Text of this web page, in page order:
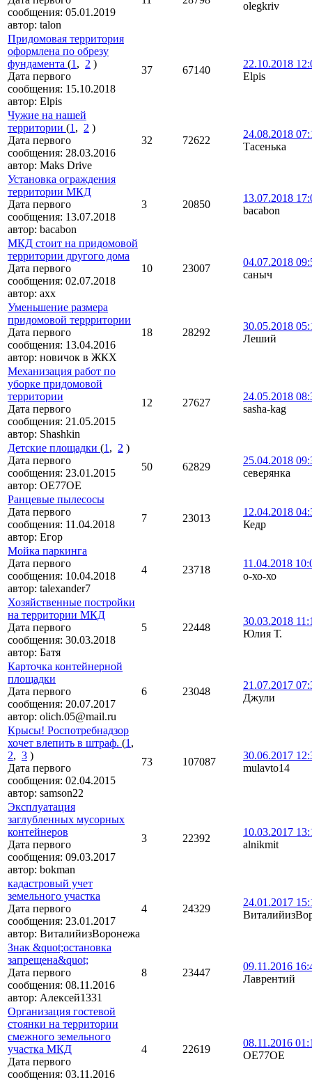
сообщения: 05.01.2019
автор: talon
olegkriv
Придомовая территория
оформлена по обрезу
фундамента (1 , 2 )
Дата первого
сообщения: 15.10.2018
автор: Elpis
37 67140
22.10.2018
Elpis
Чужие на нашей
территории (1 , 2 )
Дата первого
сообщения: 28.03.2016
автор: Maks Drive
32 72622
24.08.2018
Тасенька
Установка ограждения
территории МКД
Дата первого
сообщения: 13.07.2018
автор: bacabon
3 20850
13.07.2018
bacabon
МКД стоит на придомовой
территории другого дома
Дата первого
сообщения: 02.07.2018
автор: axx
10 23007
04.07.2018
саныч
Уменьшение размера
придомовой террритории
Дата первого
сообщения: 13.04.2016
автор: новичок в ЖКХ
18 28292
30.05.2018
Леший
Механизация работ по
уборке придомовой
территории
Дата первого
сообщения: 21.05.2015
автор: Shashkin
12 27627
24.05.2018
sasha-kag
Детские площадки (1 , 2 )
Дата первого
сообщения: 23.01.2015
автор: OE77OE
50 62829
25.04.2018
северянка
Ранцевые пылесосы
Дата первого
сообщения: 11.04.2018
автор: Егор
7 23013
12.04.2018
Кедр
Мойка паркинга
Дата первого
сообщения: 10.04.2018
автор: talexander7
4 23718
11.04.2018
о-хо-хо
Хозяйственные постройки
на территории МКД
Дата первого
сообщения: 30.03.2018
автор: Батя
5 22448
30.03.2018
Юлия Т.
Карточка контейнерной
площадки
Дата первого
сообщения: 20.07.2017
автор: olich.05@mail.ru
6 23048
21.07.2017
Джули
Крысы! Роспотребнадзор
хочет влепить в штраф. (1 ,
2, 3 )
Дата первого
сообщения: 02.04.2015
автор: samson22
73 107087
30.06.2017
mulavto14
Эксплуатация
заглубленных мусорных
контейнеров
Дата первого
сообщения: 09.03.2017
автор: bokman
3 22392
10.03.2017
alnikmit
кадастровый учет
земельного участка
Дата первого
сообщения: 23.01.2017
автор: ВиталийизВоронежа
4 24329
24.01.2017
Знак &quot;остановка
запрещена&quot;
Дата первого
сообщения: 08.11.2016
автор: Алексей1331
8 23447
09.11.2016
Лаврентий
Организация гостевой
стоянки на территории
смежного земельного
участка МКД
Дата первого
сообщения: 03.11.2016
4 22619
08.11.2016
OE77OE